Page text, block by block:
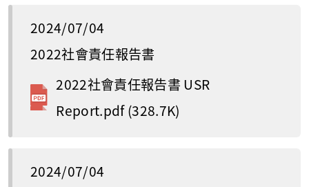
2024/07/04
2022社會責任報告書
2022社會責任報告書 USR
Report.pdf(328.7K)
2024/07/04